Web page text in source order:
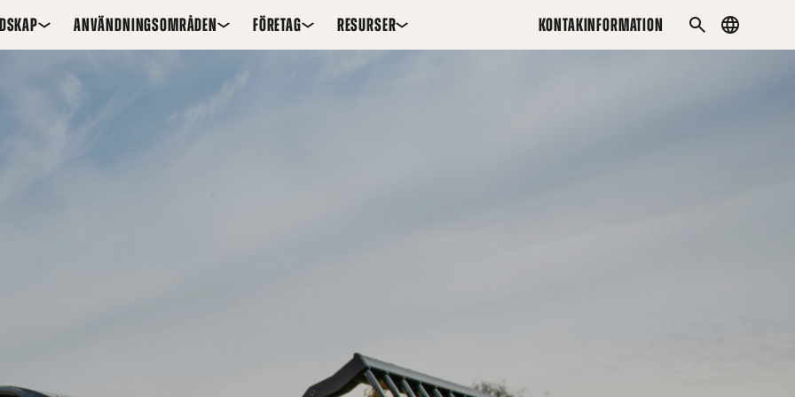
ANVÄNDNINGSOMRÅDEN FÖRETAG RESURSER KONTAKINFORMATION
SÖK
Country
menu